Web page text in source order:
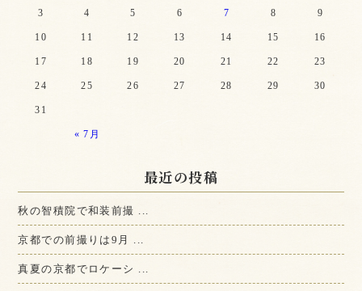
« 7月
3 4 5 6 7 8 9
10 11 12 13 14 15 16
17 18 19 20 21 22 23
24 25 26 27 28 29 30
31
最近の投稿
秋の智積院で和装前撮 ...
京都での前撮りは9月 ...
真夏の京都でロケーシ ...